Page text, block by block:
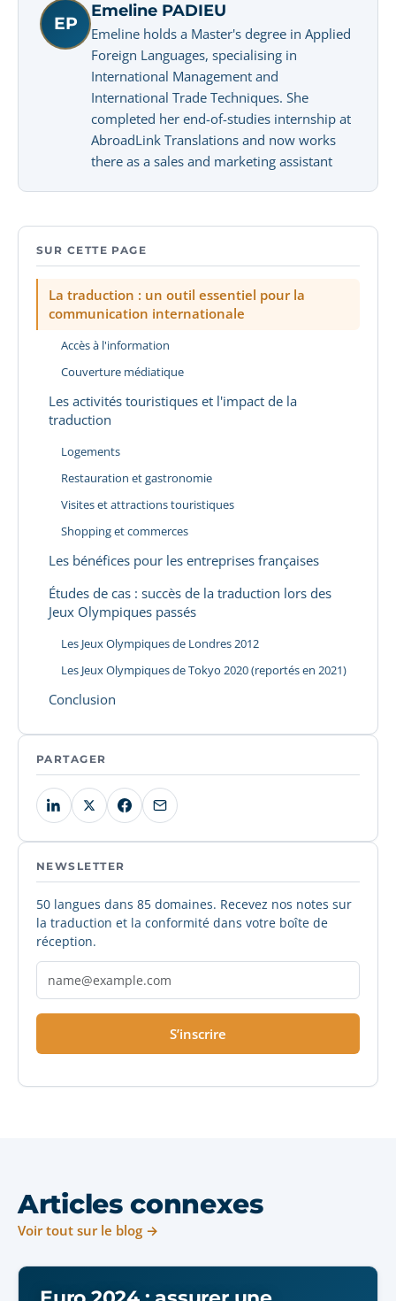
EP
Emeline PADIEU
Emeline holds a Master's degree in Applied
Foreign Languages, specialising in
International Management and
International Trade Techniques. She
completed her end-of-studies internship at
AbroadLink Translations and now works
there as a sales and marketing assistant
SUR CETTE PAGE
La traduction : un outil essentiel pour la
communication internationale
Accès à l'information
Couverture médiatique
Les activités touristiques et l'impact de la
traduction
Logements
Restauration et gastronomie
Visites et attractions touristiques
Shopping et commerces
Les bénéfices pour les entreprises françaises
Études de cas : succès de la traduction lors des
Jeux Olympiques passés
Les Jeux Olympiques de Londres 2012
Les Jeux Olympiques de Tokyo 2020 (reportés en 2021)
Conclusion
PARTAGER
NEWSLETTER
50 langues dans 85 domaines. Recevez nos notes sur
la traduction et la conformité dans votre boîte de
réception.
S’inscrire
Articles connexes
Voir tout sur le blog →